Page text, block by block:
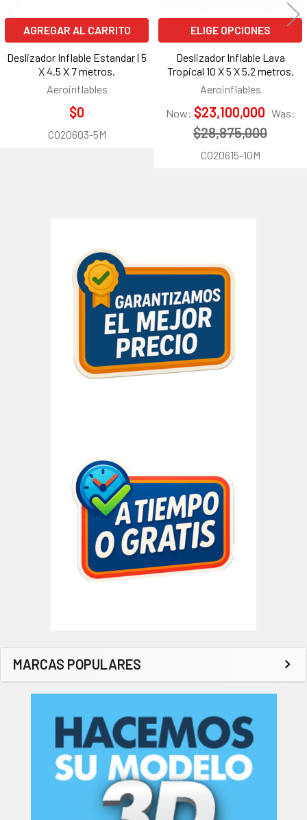
MARCAS POPULARES
AGREGAR AL CARRITO
Deslizador Inflable Estandar | 5
X 4.5 X 7 metros.
Aeroinflables
$0
CO20603-5M
ELIGE OPCIONES
Deslizador Inflable Lava
Tropical 10 X 5 X 5.2 metros.
Aeroinflables
Now: $23,100,000 Was:
$28,875,000
CO20615-10M